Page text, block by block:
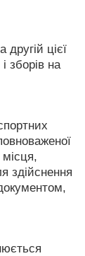
цієї
зборів на
здійснення